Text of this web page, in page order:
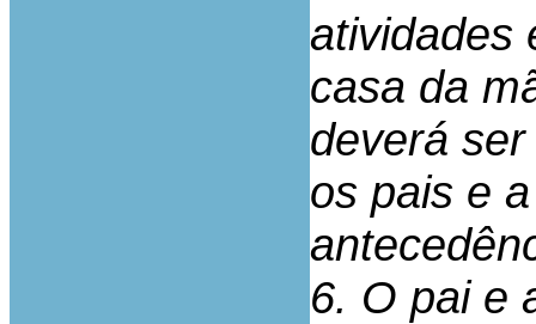
atividades
casa da
deverá
os pais e
6. O pai e